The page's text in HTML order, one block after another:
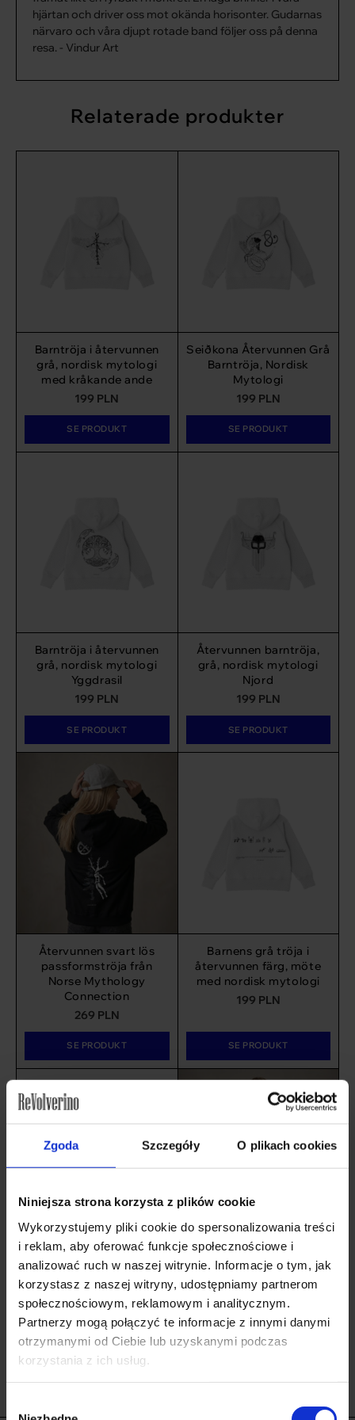
Zgoda Szczegóły O plikach cookies
Niniejsza strona korzysta z plików cookie
Wykorzystujemy pliki cookie do spersonalizowania treści
i reklam, aby oferować funkcje społecznościowe i
analizować ruch w naszej witrynie. Informacje o tym, jak
korzystasz z naszej witryny, udostępniamy partnerom
społecznościowym, reklamowym i analitycznym.
Partnerzy mogą połączyć te informacje z innymi danymi
otrzymanymi od Ciebie lub uzyskanymi podczas
korzystania z ich usług.
Produktens ekologiska påverkan
Vattenförbrukning: 3,3 l
Koldioxidutsläpp: 3,0 kg
Sparad koldioxid: 2,6 kg
50% mindre jämfört med produkter tillverkade av
hjärtan och driver oss mot okända horisonter. Gudarnas
närvaro och våra djupt rotade band följer oss på denna
resa. - Vindur Art
Relaterade produkter
Barntröja i återvunnen
grå, nordisk mytologi
med kråkande ande
199 PLN
SE PRODUKT
Seiðkona Återvunnen Grå
Barntröja, Nordisk
Mytologi
199 PLN
SE PRODUKT
Barntröja i återvunnen
grå, nordisk mytologi
Yggdrasil
199 PLN
SE PRODUKT
Återvunnen barntröja,
grå, nordisk mytologi
Njord
199 PLN
SE PRODUKT
Återvunnen svart lös
passformströja från
Norse Mythology
Connection
269 PLN
SE PRODUKT
Barnens grå tröja i
återvunnen färg, möte
med nordisk mytologi
199 PLN
SE PRODUKT
Björnsande Återvunnen
Grå Nordisk Mytologi
Barntröja
SE PRODUKT
Återvunnen svart lös
passformströja, nordisk
mytologi återfödelse
269
SE PRODUKT